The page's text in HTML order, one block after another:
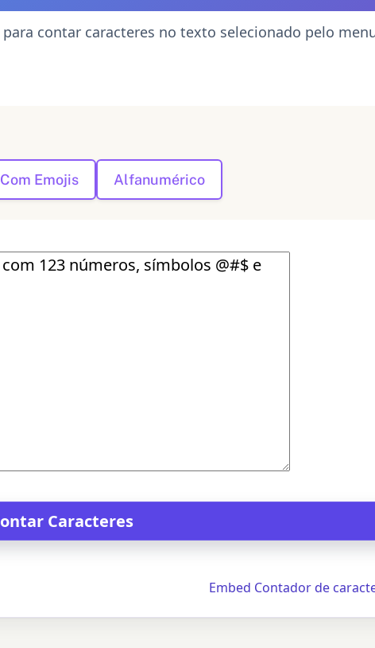
para contar caracteres no texto selecionado pelo
Com Emojis Alfanumérico
Embed Contador de